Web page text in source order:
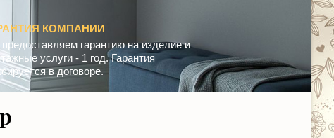
КОМПАНИИ
гарантию на изделие и
услуги - 1 год. Гарантия
в договоре.